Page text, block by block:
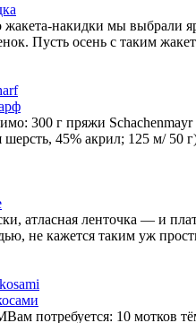
жакета-накидки мы выбрали
Пусть осень с таким
300 г пряжи
шерсть, 45% акрил; 125 м/ 50
атласная ленточка — и
не кажется таким уж
потребуется: 10 мотков